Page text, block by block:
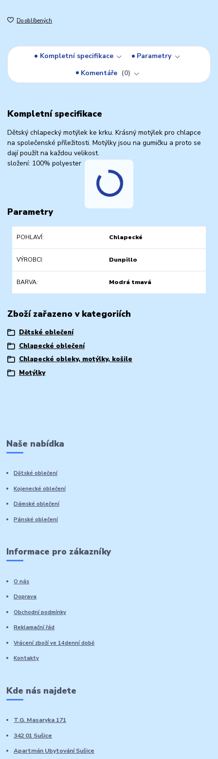
Do oblíbených
Kompletní specifikace
Parametry
Komentáře
0
Kompletní specifikace
Dětský chlapecký motýlek ke krku. Krásný motýlek pro chlapce
na společenské příležitosti. Motýlky jsou na gumičku a proto se
dají použít na každou velikost.
složení: 100% polyester
Parametry
POHLAVÍ Chlapecké
VÝROBCI Dunpillo
BARVA Modrá tmavá
Zboží zařazeno v kategoriích
Dětské oblečení
Chlapecké oblečení
Chlapecké obleky, motýlky, košile
Motýlky
Naše nabídka
Dětské oblečení
Kojenecké oblečení
Dámské oblečení
Pánské oblečení
Informace pro zákazníky
O nás
Doprava
Obchodní podmínky
Reklamační řád
Vrácení zboží ve 14denní době
Kontakty
Kde nás najdete
T.G. Masaryka 171
342 01 Sušice
Apartmán Ubytování Sušice